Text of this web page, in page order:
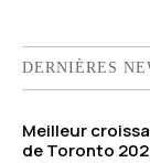
DERNIÈRES
Meilleur
de Toronto